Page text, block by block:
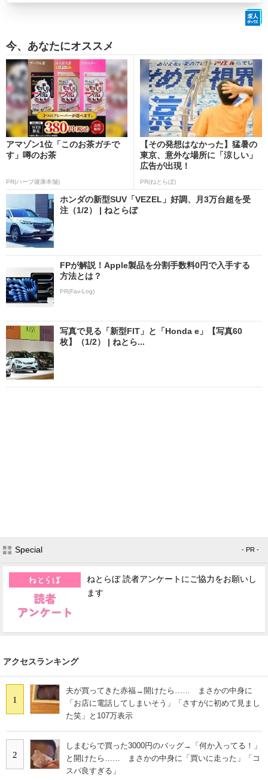
今、あなたにオススメ
アマゾン1位「このお茶ガチで
す」噂のお茶
PR(ハーブ健康本舗)
【その発想はなかった】猛暑の
東京、意外な場所に「涼しい」
広告が出現！
PR(ねとらぼ)
ホンダの新型SUV「VEZEL」好調、月3万台超を受
注（1/2） | ねとらぼ
FPが解説！Apple製品を分割手数料0円で入手する
方法とは？
PR(Fav-Log)
写真で見る「新型FIT」と「Honda e」【写真60
枚】（1/2） | ねとら...
Special - PR -
ねとらぼ 読者アンケートにご協力をお願いし
ます
アクセスランキング
1
夫が買ってきた赤福→開けたら…… まさかの中身に
「お店に電話してしまいそう」「さすがに初めて見まし
た笑」と107万表示
2
しまむらで買った3000円のバッグ→「何か入ってる！」
と開けたら…… まさかの中身に「買いに走った」「コ
スパ良すぎる」